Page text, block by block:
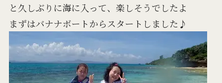
と久しぶりに海に入って、楽しそうでしたよ
まずはバナナボートからスタートしました♪